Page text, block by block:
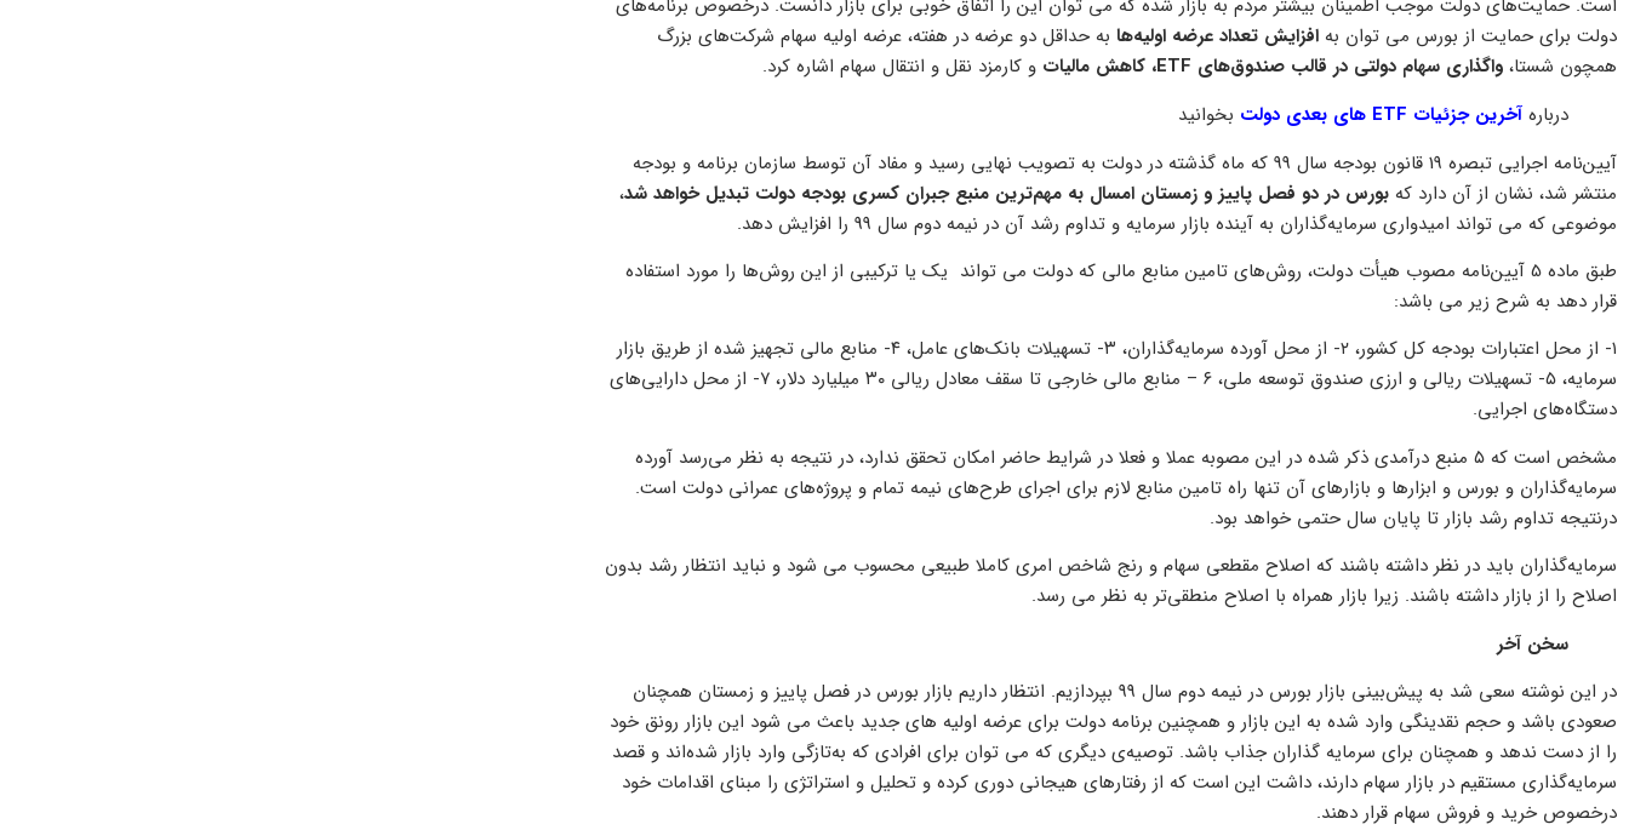
دولت برای حمایت از بورس می توان به افزایش تعداد عرضه اولیه‌ها به حداقل دو عرضه در هفته، عرضه اولیه سهام شرکت‌های بزرگ
همچون شستا، واگذاری سهام دولتی در قالب صندوق‌های ETF، کاهش مالیات و کارمزد نقل و انتقال سهام اشاره کرد.
درباره آخرین جزئیات ETF های بعدی دولت
بخوانید
آیین‌نامه اجرایی تبصره 19 قانون بودجه سال 99 که ماه گذشته در دولت به تصویب نهایی رسید و مفاد آن توسط سازمان برنامه و بودجه
منتشر شد، نشان از آن دارد که بورس در دو فصل پاییز و زمستان امسال به مهم‌ترین منبع جبران کسری بودجه دولت تبدیل خواهد شد،
موضوعی که می تواند امیدواری سرمایه‌گذاران به آینده بازار سرمایه و تداوم رشد آن در نیمه دوم سال 99 را افزایش دهد.
طبق ماده 5 آیین‌نامه مصوب هیأت دولت، روش‌های تامین منابع مالی که دولت می تواند یک یا ترکیبی از این روش‌ها را مورد استفاده
قرار دهد به شرح زیر می باشد:
۱- از محل اعتبارات بودجه کل کشور، ۲- از محل آورده سرمایه‌گذاران، ۳- تسهیلات بانک‌های عامل، ۴- منابع مالی تجهیز شده از طریق بازار
سرمایه، ۵- تسهیلات ریالی و ارزی صندوق توسعه ملی، ۶ – منابع مالی خارجی تا سقف معادل ریالی ۳۰ میلیارد دلار، ۷- از محل دارایی‌های
دستگاه‌های اجرایی.
مشخص است که ۵ منبع درآمدی ذکر شده در این مصوبه عملا و فعلا در شرایط حاضر امکان تحقق ندارد، در نتیجه به نظر می‌رسد آورده
سرمایه‌گذاران و بورس و ابزارها و بازارهای آن تنها راه تامین منابع لازم برای اجرای طرح‌های نیمه تمام و پروژه‌های عمرانی دولت است.
درنتیجه تداوم رشد بازار تا پایان سال حتمی خواهد بود.
سرمایه‌گذاران باید در نظر داشته باشند که اصلاح مقطعی سهام و رنج شاخص امری کاملا طبیعی محسوب می شود و نباید انتظار رشد بدون
اصلاح را از بازار داشته باشند. زیرا بازار همراه با اصلاح منطقی‌تر به نظر می رسد.
سخن آخر
در این نوشته سعی شد به پیش‌بینی بازار بورس در نیمه دوم سال 99 بپردازیم. انتظار داریم بازار بورس در فصل پاییز و زمستان همچنان
صعودی باشد و حجم نقدینگی وارد شده به این بازار و همچنین برنامه دولت برای عرضه اولیه های جدید باعث می شود این بازار رونق خود
را از دست ندهد و همچنان برای سرمایه گذاران جذاب باشد. توصیه‌ی دیگری که می توان برای افرادی که به‌تازگی وارد بازار شده‌اند و قصد
سرمایه‌گذاری مستقیم در بازار سهام دارند، داشت این است که از رفتارهای هیجانی دوری کرده و تحلیل و استراتژی را مبنای اقدامات خود
درخصوص خرید و فروش سهام قرار دهند.